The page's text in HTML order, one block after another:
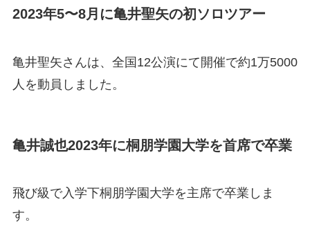
2023年5〜8月に亀井聖矢の初ソロツアー
亀井聖矢さんは、全国12公演にて開催で約1万5000
人を動員しました。
亀井誠也2023年に桐朋学園大学を首席で卒業
飛び級で入学下桐朋学園大学を主席で卒業しま
す。